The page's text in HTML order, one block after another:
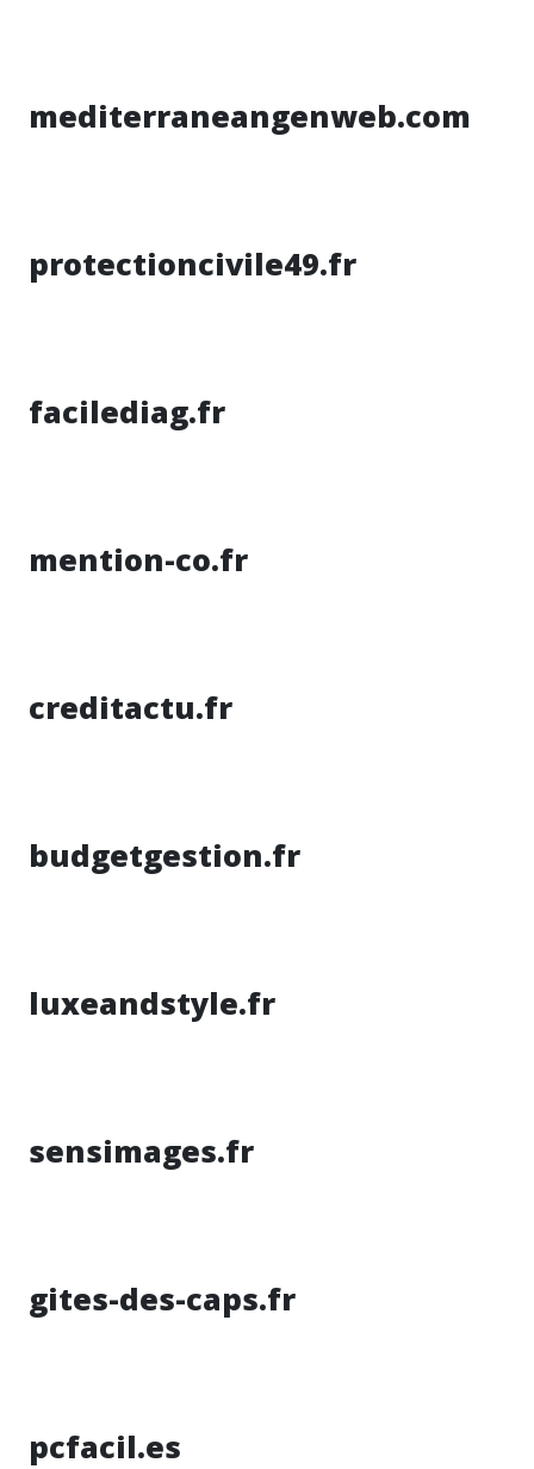
mediterraneangenweb.com
protectioncivile49.fr
facilediag.fr
mention-co.fr
creditactu.fr
budgetgestion.fr
luxeandstyle.fr
sensimages.fr
gites-des-caps.fr
pcfacil.es